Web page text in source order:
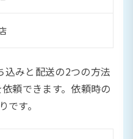
みと配送の2つの方法
頼できます。依頼時の
す。